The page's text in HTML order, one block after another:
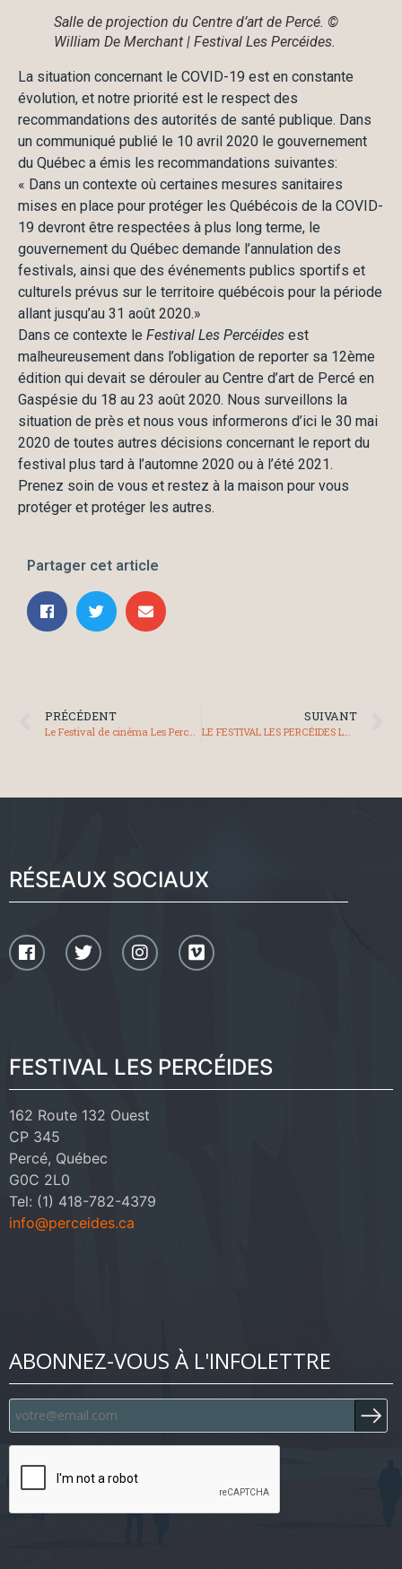
Salle de projection du Centre d’art de Percé. ©
William De Merchant | Festival Les Percéides.
La situation concernant le COVID-19 est en constante
évolution, et notre priorité est le respect des
recommandations des autorités de santé publique. Dans
un communiqué publié le 10 avril 2020 le gouvernement
du Québec a émis les recommandations suivantes:
« Dans un contexte où certaines mesures sanitaires
mises en place pour protéger les Québécois de la COVID-
19 devront être respectées à plus long terme, le
gouvernement du Québec demande l’annulation des
festivals, ainsi que des événements publics sportifs et
culturels prévus sur le territoire québécois pour la période
allant jusqu’au 31 août 2020.»
Dans ce contexte le Festival Les Percéides est
malheureusement dans l’obligation de reporter sa 12ème
édition qui devait se dérouler au Centre d’art de Percé en
Gaspésie du 18 au 23 août 2020. Nous surveillons la
situation de près et nous vous informerons d’ici le 30 mai
2020 de toutes autres décisions concernant le report du
festival plus tard à l’automne 2020 ou à l’été 2021.
Prenez soin de vous et restez à la maison pour vous
protéger et protéger les autres.
Partager cet article
PRÉCÉDENT SUIVANT
LE FESTIVAL LES PERCÉIDES LANCE UN CONCOURS DE COURTS MÉTRAGES GASPÉSIENS SPÉCIAL CONFINEMENT
RÉSEAUX SOCIAUX
FESTIVAL LES PERCÉIDES
162 Route 132 Ouest
CP 345
Percé, Québec
G0C 2L0
Tel: (1) 418-782-4379
info@perceides.ca
ABONNEZ-VOUS À L'INFOLETTRE